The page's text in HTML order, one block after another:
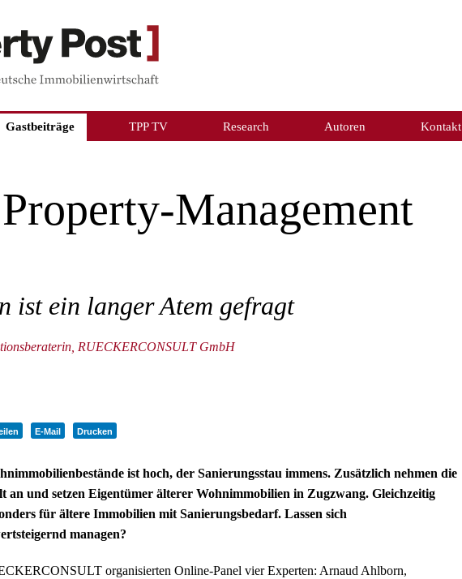
Gastbeiträge TPP TV Research Autoren Kontakt
Management
ist ein langer Atem gefragt
RUECKERCONSULT GmbH
E-Mail Drucken
ist hoch, der Sanierungsstau immens. Zusätzlich nehmen die
und setzen Eigentümer älterer Wohnimmobilien in Zugzwang. Gleichzeitig
für ältere Immobilien mit Sanierungsbedarf. Lassen sich
managen?
organisierten Online-Panel vier Experten: Arnaud Ahlborn,